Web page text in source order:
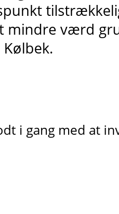
mindre værd
Kølbek.
i gang med at